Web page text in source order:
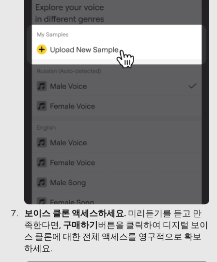
보이스 클론 액세스하세요. 미리듣기를 듣고 만
족한다면, 구매하기버튼을 클릭하여 디지털 보이
스 클론에 대한 전체 액세스를 영구적으로 확보
하세요.